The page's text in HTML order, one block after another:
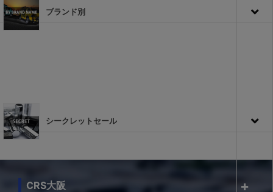
ブランド別
シークレットセール
CRS大阪